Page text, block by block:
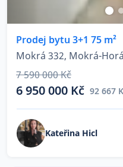
Co říkají naši
Blog
O nás
Kariéra
Prodej bytu 3+1 75 m²
Mokrá 332, Mokrá-
7 590 000 Kč
6 950 000 Kč 92 667
Kateřina Hicl